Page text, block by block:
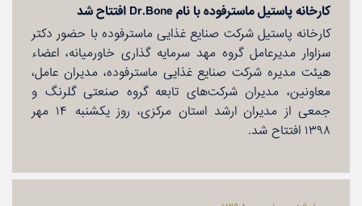
كارخانه پاستیل ماسترفوده با نام Dr.Bone افتتاح شد
كارخانه پاستیل شركت صنایع غذایی ماسترفوده با حضور دكتر
سزاوار مدیرعامل گروه مهد سرمایه گذاری خاورمیانه، اعضاء
هیئت مدیره شركت صنایع غذایی ماسترفوده، مدیران عامل،
معاونین، مدیران شركت‌های تابعه گروه صنعتی گلرنگ و
جمعی از مدیران ارشد استان مركزی، روز یكشنبه ۱۴ مهر
۱۳۹۸ افتتاح شد.